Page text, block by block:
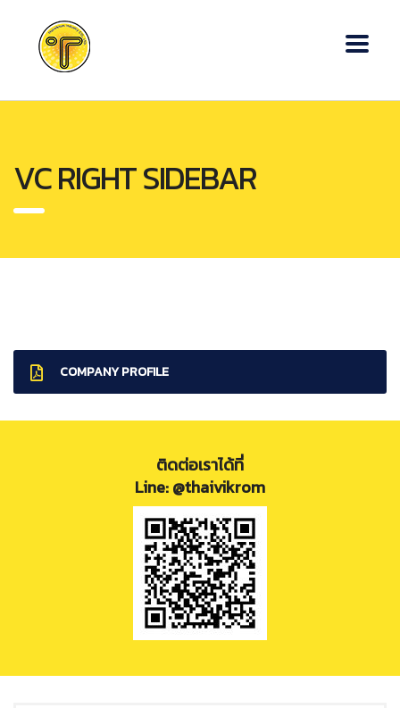
VC RIGHT SIDEBAR
COMPANY PROFILE
ติดต่อเราได้ที่
Line: @thaivikrom